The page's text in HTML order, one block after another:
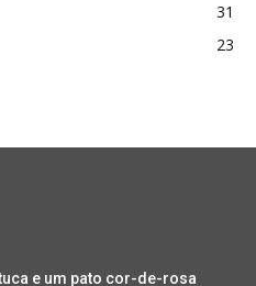
31
23
e um pato cor-de-rosa